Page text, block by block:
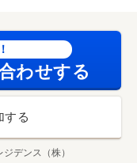
わせする
する
デンス（株）